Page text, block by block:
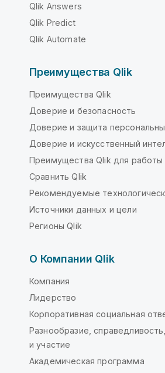
Qlik Answers
Qlik Predict
Qlik Automate
Преимущества Qlik
Преимущества Qlik
Доверие и безопасность
Доверие и защита
Доверие и искусственный
Преимущества Qlik для работы
Сравнить Qlik
Рекомендуемые
Источники данных и цели
Регионы Qlik
О Компании Qlik
Компания
Лидерство
Корпоративная социальная
Разнообразие,
и участие
Академическая программа